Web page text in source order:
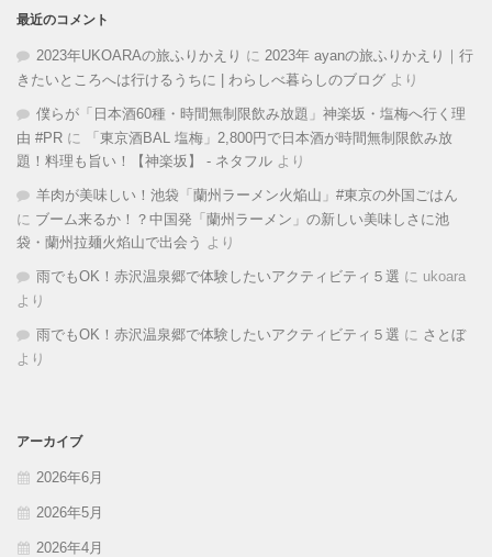
最近のコメント
2023年UKOARAの旅ふりかえり に 2023年 ayanの旅ふりかえり｜行
きたいところへは行けるうちに | わらしべ暮らしのブログ より
僕らが「日本酒60種・時間無制限飲み放題」神楽坂・塩梅へ行く理
由 #PR に
「東京酒BAL 塩梅」2,800円で日本酒が時間無制限飲み放
題！料理も旨い！【神楽坂】 - ネタフル より
羊肉が美味しい！池袋「蘭州ラーメン火焔山」#東京の外国ごはん
に ブーム来るか！？中国発「蘭州ラーメン」の新しい美味しさに池
袋・蘭州拉麺火焰山で出会う より
雨でもOK！赤沢温泉郷で体験したいアクティビティ５選 に ukoara
より
雨でもOK！赤沢温泉郷で体験したいアクティビティ５選 に さとぼ
より
アーカイブ
2026年6月
2026年5月
2026年4月